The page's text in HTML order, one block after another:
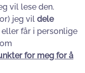
vil lese den.
jeg vil dele
får i personlige
for meg for å